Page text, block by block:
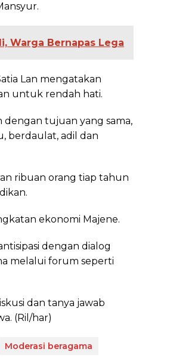
Warga Bernapas Lega
Lan mengatakan
untuk rendah hati.
dengan tujuan yang sama,
berdaulat, adil dan
ribuan orang tiap tahun
ekonomi Majene.
dengan dialog
melalui forum seperti
dan tanya jawab
(Ril/har)
Moderasi beragama